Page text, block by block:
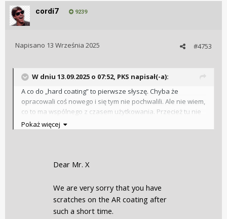
cordi7 9239
#4753
Napisano 13 Września 2025
W dniu 13.09.2025 o 07:52, PKS napisał(-a):
A co do „hard coating” to pierwsze słyszę. Chyba że
opracowali coś nowego i się tym nie pochwalili. Ale nie wiem,
co to ma wspólnego z czasem użytkowania. Przecież tu nie
chodzi o to, że ta warstwa kiedyś wyparuje, tylko o siłę
uderzenia w szkło. Możesz zarysować AR przy przymiarce,
Pokaż więcej
Dear Mr. X
We are very sorry that you have
scratches on the AR coating after
such a short time.